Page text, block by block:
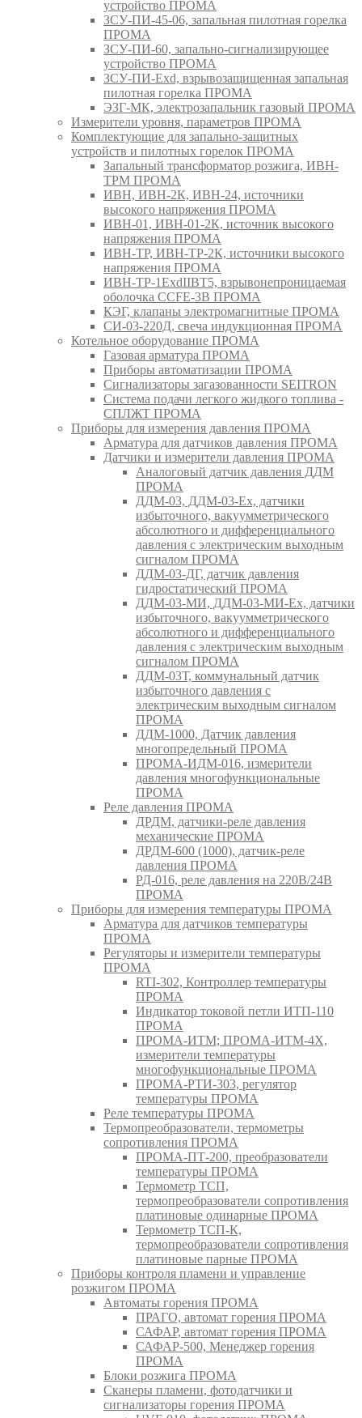
устройство ПРОМА
ЗСУ-ПИ-45-06, запальная пилотная горелка
ПРОМА
ЗСУ-ПИ-60, запально-сигнализирующее
устройство ПРОМА
ЗСУ-ПИ-Exd, взрывозащищенная запальная
пилотная горелка ПРОМА
ЭЗГ-МК, электрозапальник газовый ПРОМА
Измерители уровня, параметров ПРОМА
Комплектующие для запально-защитных
устройств и пилотных горелок ПРОМА
Запальный трансформатор розжига, ИВН-
ТРМ ПРОМА
ИВН, ИВН-2К, ИВН-24, источники
высокого напряжения ПРОМА
ИВН-01, ИВН-01-2К, источник высокого
напряжения ПРОМА
ИВН-ТР, ИВН-ТР-2К, источники высокого
напряжения ПРОМА
ИВН-ТР-1ExdIIBT5, взрывонепроницаемая
оболочка CCFE-3B ПРОМА
КЭГ, клапаны электромагнитные ПРОМА
СИ-03-220Д, свеча индукционная ПРОМА
Котельное оборудование ПРОМА
Газовая арматура ПРОМА
Приборы автоматизации ПРОМА
Сигнализаторы загазованности SEITRON
Система подачи легкого жидкого топлива -
СПЛЖТ ПРОМА
Приборы для измерения давления ПРОМА
Арматура для датчиков давления ПРОМА
Датчики и измерители давления ПРОМА
Аналоговый датчик давления ДДМ
ПРОМА
ДДМ-03, ДДМ-03-Ех, датчики
избыточного, вакуумметрического
абсолютного и дифференциального
давления с электрическим выходным
сигналом ПРОМА
ДДМ-03-ДГ, датчик давления
гидростатический ПРОМА
ДДМ-03-МИ, ДДМ-03-МИ-Ех, датчики
избыточного, вакуумметрического
абсолютного и дифференциального
давления с электрическим выходным
сигналом ПРОМА
ДДМ-03Т, коммунальный датчик
избыточного давления с
электрическим выходным сигналом
ПРОМА
ДДМ-1000, Датчик давления
многопредельный ПРОМА
ПРОМА-ИДМ-016, измерители
давления многофункциональные
ПРОМА
Реле давления ПРОМА
ДРДМ, датчики-реле давления
механические ПРОМА
ДРДМ-600 (1000), датчик-реле
давления ПРОМА
РД-016, реле давления на 220В/24В
ПРОМА
Приборы для измерения температуры ПРОМА
Арматура для датчиков температуры
ПРОМА
Регуляторы и измерители температуры
ПРОМА
RTI-302, Контроллер температуры
ПРОМА
Индикатор токовой петли ИТП-110
ПРОМА
ПРОМА-ИТМ; ПРОМА-ИТМ-4Х,
измерители температуры
многофункциональные ПРОМА
ПРОМА-РТИ-303, регулятор
температуры ПРОМА
Реле температуры ПРОМА
Термопреобразователи, термометры
сопротивления ПРОМА
ПРОМА-ПТ-200, преобразователи
температуры ПРОМА
Термометр ТСП,
термопреобразователи сопротивления
платиновые одинарные ПРОМА
Термометр ТСП-К,
термопреобразователи сопротивления
платиновые парные ПРОМА
Приборы контроля пламени и управление
розжигом ПРОМА
Автоматы горения ПРОМА
ПРАГО, автомат горения ПРОМА
САФАР, автомат горения ПРОМА
САФАР-500, Менеджер горения
ПРОМА
Блоки розжига ПРОМА
Сканеры пламени, фотодатчики и
сигнализаторы горения ПРОМА